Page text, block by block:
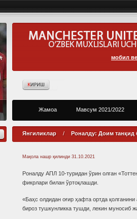
мобил
Жамоа Мавсум 2021/2022
Янгиликлар / Роналду: Доим танқид
Мақола нашр қилинди 31.10.2021
Роналду АПЛ 10-туридан ўрин олган
фикрлари билан ўртоқлашди.
«Баҳс олдидан оғир ҳафта ортда
бироз тушкунликка тушди, лекин муносиб